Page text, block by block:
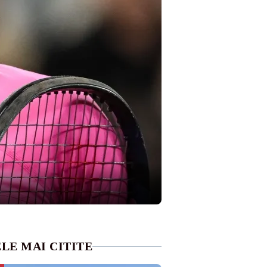
MAI CITITE